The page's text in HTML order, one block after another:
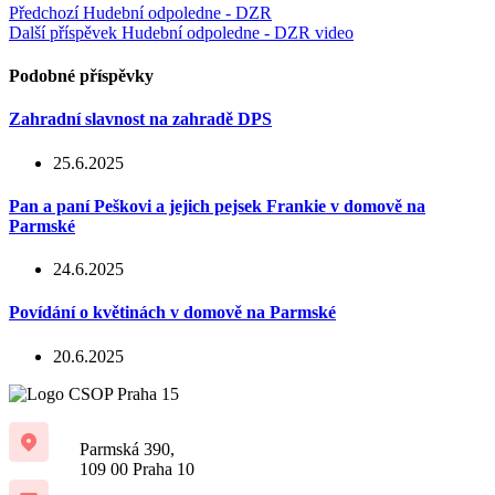
PředchozíHudební odpoledne - DZR
Další příspěvek Hudební odpoledne - DZR video
Podobné příspěvky
Zahradní slavnost na zahradě DPS
25.6.2025
Pan a paní Peškovi a jejich pejsek Frankie v domově na
Parmské
24.6.2025
Povídání o květinách v domově na Parmské
20.6.2025
Parmská 390,
109 00 Praha 10